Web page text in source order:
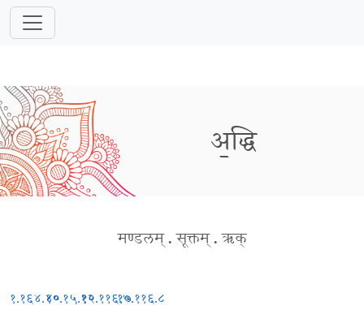
अ॒द्धि
मण्डलम् . सूक्तम् . ऋक्
१.१६४.४०१०.१५.१२१०.११६.७१०.११६.८